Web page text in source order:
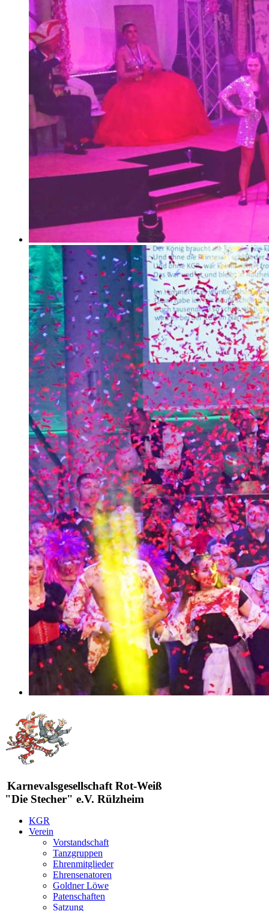
Karnevalsgesellschaft Rot-Weiß
"Die Stecher" e.V. Rülzheim
KGR
Verein
Vorstandschaft
Tanzgruppen
Ehrenmitglieder
Ehrensenatoren
Goldner Löwe
Patenschaften
Satzung